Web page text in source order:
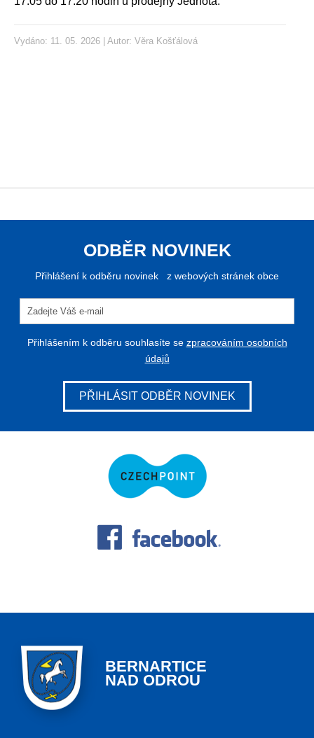
Vydáno: 11. 05. 2026 | Autor: Věra Košťálová
ODBĚR NOVINEK
Přihlášení k odběru novinek z webových stránek obce
Přihlášením k odběru souhlasíte se zpracováním osobních
údajů
PŘIHLÁSIT ODBĚR NOVINEK
BERNARTICE
NAD ODROU